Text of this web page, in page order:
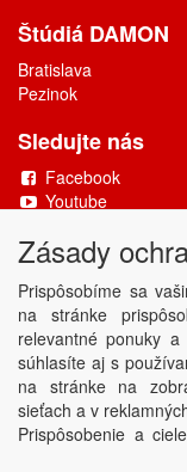
Štúdiá DAMON
Bratislava
Pezinok
Sledujte nás
Facebook
Youtube
Zásady
Prispôsobíme sa
na stránke
relevantné ponuky
súhlasíte aj s
na stránke na
sieťach a v
Prispôsobenie a